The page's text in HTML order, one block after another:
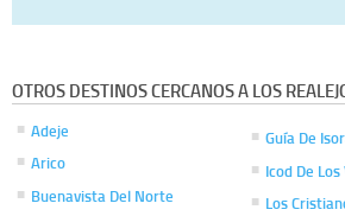
OTROS DESTINOS CERCANOS A LOS
Adeje
Arico
Buenavista Del Norte
Guía De
Icod De
Los